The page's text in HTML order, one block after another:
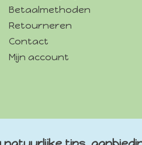
Betaalmethoden
Retourneren
Contact
Mijn account